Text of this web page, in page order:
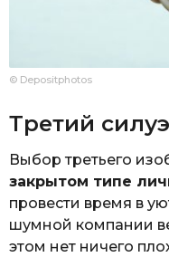
© Depositphotos
Третий
Выбор третьего
закрытом типе
провести время в
шумной компании
этом нет ничего